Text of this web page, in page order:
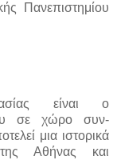
Πανεπιστημίου
είναι ο
σε χώρο συν-
μια ιστορικά
Αθήνας και